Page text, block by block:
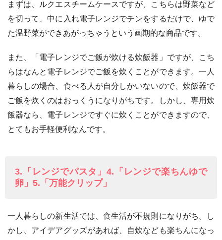
まずは、ルクエスチームケースですが、こちらは野菜など
を切って、中に入れ電子レンジでチンをするだけで、ゆで
た温野菜ができあがっちゃうという画期的な商品です。
また、「電子レンジでご飯が炊ける炊飯器」ですが、こち
らはなんと電子レンジでご飯を炊くことができます。一人
暮らしの場合、食べる人が自分しかいないので、炊飯器で
ご飯を炊くのはおっくうになりがちです。しかし、専用炊
飯器なら、電子レンジですぐに炊くことができますので、
とてもお手軽便利なんです。
3.「レンジでパスタ」4.「レンジで楽ちんゆで
卵」5.「万能クリップ」
一人暮らしの新生活では、食生活が不規則になりがち。し
かし、アイデアグッズがあれば、自炊なども楽ちんになっ